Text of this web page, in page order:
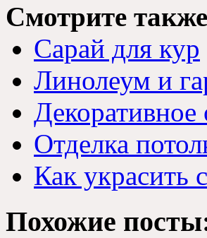
Смотрите
Сарай для кур
Линолеум и
Отделка
Как украсить
Похожие